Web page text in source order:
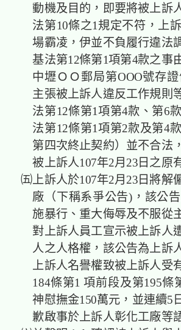
動機及目的，即要將被上訴
法第10條之1規定不符，上
場霸凌，伊並不負履行違法
基法第12條第1項第4款之事
中壢ＯＯ郵局第OOO號存
主張被上訴人違反工作規則
法第12條第1項第4款、第6
法第12條第1項第2款及第4
第四次終止契約）並不合法
被上訴人107年2月23日之原
㈤上訴人於107年2月23日將解
廠（下稱系爭公告)，該公
施暴行、重大侮辱及不服從
對上訴人員工宣示被上訴人
人之人格權，該公告為上訴
上訴人名譽權致被上訴人
184條第1 項前段及第195
神慰撫金150萬元，並連續5
歉啟事於上訴人彰化工廠等